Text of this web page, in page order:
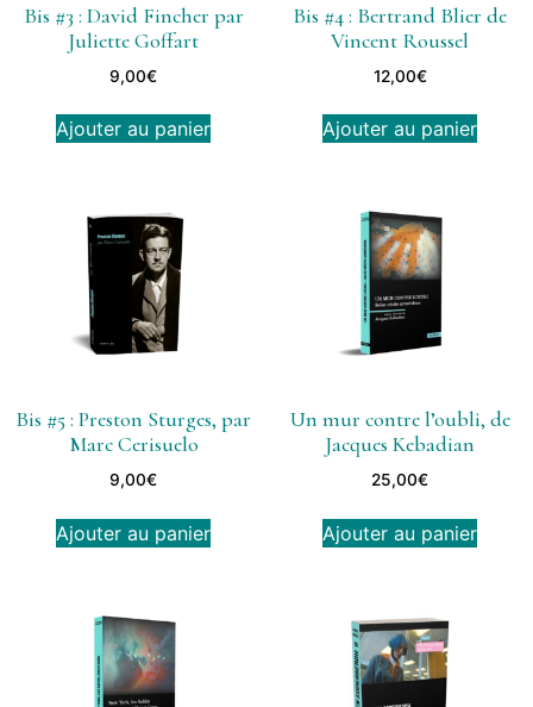
Bis #3 : David Fincher par
Juliette Goffart
9,00€
Ajouter au panier
Bis #4 : Bertrand Blier de
Vincent Roussel
12,00€
Ajouter au panier
Bis #5 : Preston Sturges, par
Marc Cerisuelo
9,00€
Ajouter au panier
Un mur contre l’oubli, de
Jacques Kebadian
25,00€
Ajouter au panier